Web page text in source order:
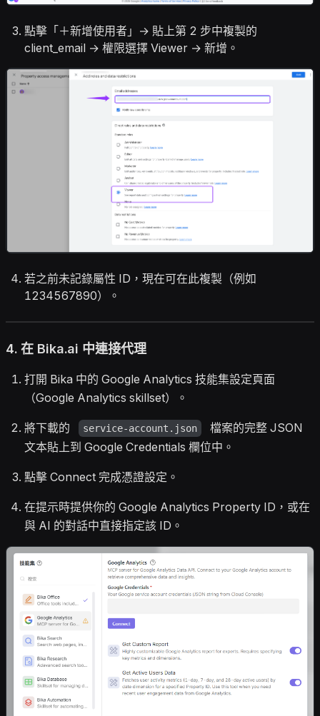
點擊「＋新增使用者」→ 貼上第 2 步中複製的
client_email → 權限選擇 Viewer → 新增。
若之前未記錄屬性 ID，現在可在此複製（例如
1234567890）。
4. 在 Bika.ai 中連接代理
打開 Bika 中的 Google Analytics 技能集設定頁面
（Google Analytics skillset）。
將下載的 service-account.json
檔案的完整 JSON
文本貼上到 Google Credentials 欄位中。
點擊 Connect 完成憑證設定。
在提示時提供你的 Google Analytics Property ID，或在
與 AI 的對話中直接指定該 ID。